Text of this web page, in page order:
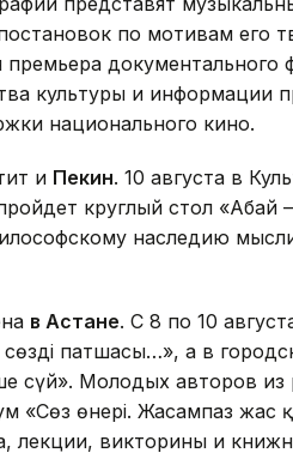
по мотивам его
документального
культуры и информации
национального кино.
и Пекин. 10 августа в
круглый стол «Абай
наследию
в Астане. С 8 по 10
патшасы…», а в
сүй». Молодых авторов из
«Сөз өнері. Жасампаз жас
лекции, викторины и